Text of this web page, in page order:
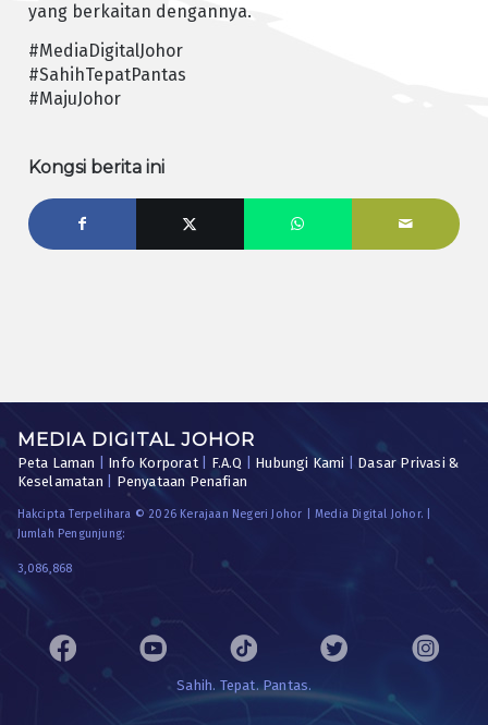
yang berkaitan dengannya.
#MediaDigitalJohor
#SahihTepatPantas
#MajuJohor
Kongsi berita ini
MEDIA DIGITAL JOHOR
Peta Laman Info Korporat| F.A.Q Hubungi Kami
Dasar Privasi &
Keselamatan
Penyataan Penafian
Hakcipta Terpelihara © 2026 Kerajaan Negeri Johor | Media Digital Johor. |
Jumlah Pengunjung:
3,086,868
Sahih. Tepat. Pantas.